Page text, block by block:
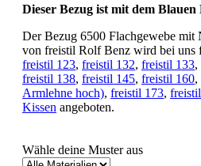
Dieser Bezug ist mit dem
Der Bezug 6500 Flachgewebe mit
von freistil Rolf Benz wird bei uns
freistil 123, freistil 132, freistil 133,
freistil 138, freistil 145, freistil 160,
Armlehne hoch), freistil 173,
Kissen angeboten.
Wähle deine Muster aus